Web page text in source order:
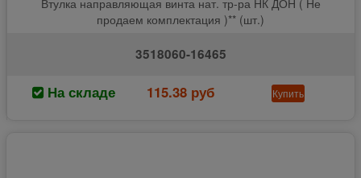
продаем комплектация )** (шт.)
3518060-16465
На складе 115.38 руб Купить